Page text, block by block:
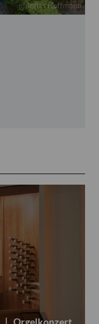
Jonas Hoffmann